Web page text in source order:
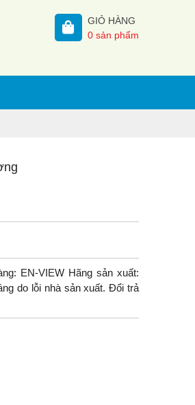
GIỎ HÀNG
0 sản phẩm
EN-VIEW Hãng sản xuất:
do lỗi nhà sản xuất. Đổi trả